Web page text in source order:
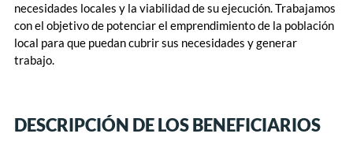
necesidades locales y la viabilidad de su ejecución. Trabajamos
con el objetivo de potenciar el emprendimiento de la población
local para que puedan cubrir sus necesidades y generar
trabajo.
DESCRIPCIÓN DE LOS BENEFICIARIOS